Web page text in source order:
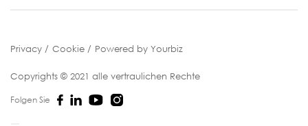
Privacy Cookie Powered by Yourbiz
Copyrights © 2021 alle vertraulichen Rechte
Folgen Sie